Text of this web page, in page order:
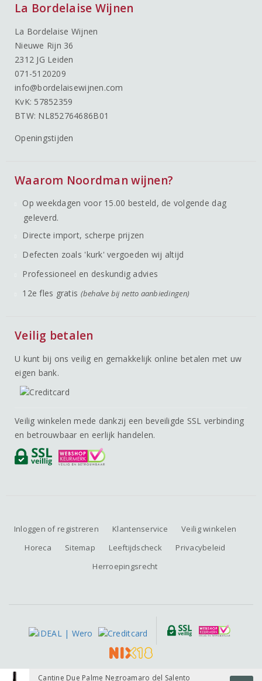
Cantine Due Palme Negroamaro del Salento
La Bordelaise Wijnen
La Bordelaise Wijnen
Nieuwe Rijn 36
2312 JG Leiden
071-5120209
info@bordelaisewijnen.com
KvK: 57852359
BTW: NL852764686B01
Openingstijden
Waarom Noordman wijnen?
Op weekdagen voor 15.00 besteld, de volgende dag
geleverd.
Directe import, scherpe prijzen
Defecten zoals 'kurk' vergoeden wij altijd
Professioneel en deskundig advies
12e fles gratis (behalve bij netto aanbiedingen)
Veilig betalen
U kunt bij ons veilig en gemakkelijk online betalen met uw
eigen bank.
Veilig winkelen mede dankzij een beveiligde SSL verbinding
en betrouwbaar en eerlijk handelen.
Inloggen of registreren Klantenservice
Veilig winkelen
Horeca
Sitemap Leeftijdscheck
Privacybeleid
Herroepingsrecht
Alle prijzen zijn inclusief BTW, exclusief eventuele verzendkosten.